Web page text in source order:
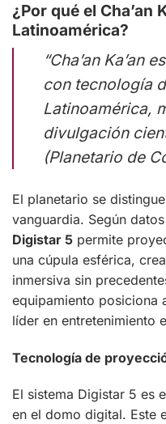
¿Por qué el Cha’an
Latinoamérica?
“Cha’an Ka’an
con tecnología
Latinoamérica,
divulgación
(Planetario de
El planetario se
vanguardia. Según
Digistar 5 permite
una cúpula esférica,
inmersiva sin
equipamiento posiciona
líder en entretenimiento
Tecnología de
El sistema Digistar 5 es
en el domo digital. Este